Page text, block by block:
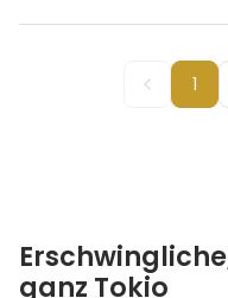
1
ganz Tokio